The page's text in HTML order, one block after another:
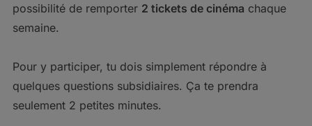
possibilité de remporter 2 tickets de cinéma chaque
semaine.
Pour y participer, tu dois simplement répondre à
quelques questions subsidiaires. Ça te prendra
seulement 2 petites minutes.